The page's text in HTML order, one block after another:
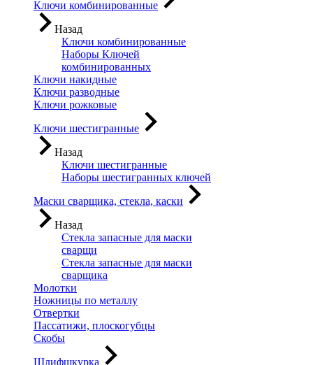
Ключи комбинированные
Назад
Ключи комбинированные
Наборы Ключей
комбинированных
Ключи накидные
Ключи разводные
Ключи рожковые
Ключи шестигранные
Назад
Ключи шестигранные
Наборы шестигранных ключей
Маски сварщика, стекла, каски
Назад
Стекла запасные для маски
сварщи
Стекла запасные для маски
сварщика
Молотки
Ножницы по металлу
Отвертки
Пассатижи, плоскогубцы
Скобы
Шлифшкурка